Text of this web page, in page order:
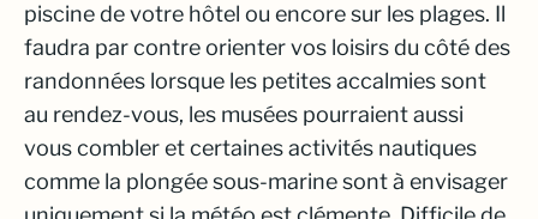
piscine de votre hôtel ou encore sur les plages. Il
faudra par contre orienter vos loisirs du côté des
randonnées lorsque les petites accalmies sont
au rendez-vous, les musées pourraient aussi
vous combler et certaines activités nautiques
comme la plongée sous-marine sont à envisager